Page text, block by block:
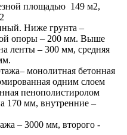
площадью 149 м2,
Ниже грунта –
опоры – 200 мм. Выше
ленты – 300 мм, средняя
монолитная бетонная
одним слоем
пенополистиролом
170 мм, внутренние –
– 3000 мм, второго -